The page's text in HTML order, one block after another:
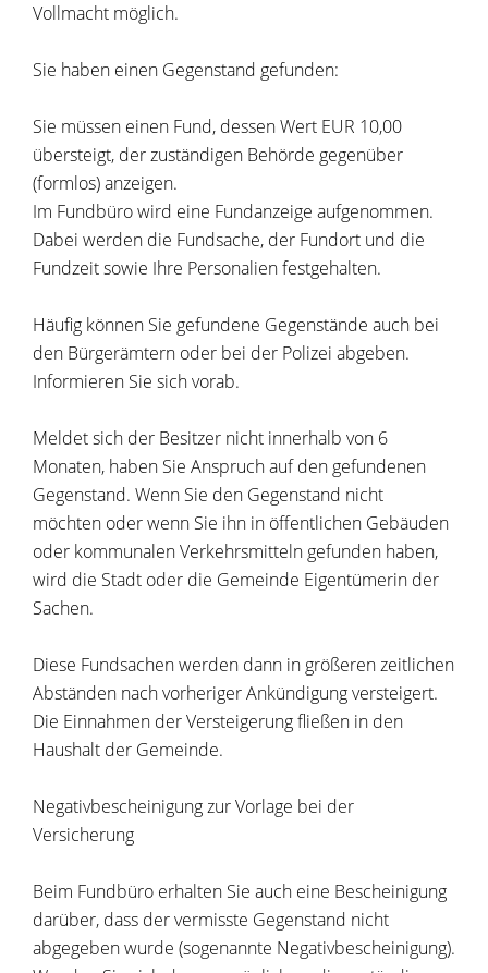
Vollmacht möglich.
Sie haben einen Gegenstand gefunden:
Sie müssen einen Fund, dessen Wert EUR 10,00
übersteigt, der zuständigen Behörde gegenüber
(formlos) anzeigen.
Im Fundbüro wird eine Fundanzeige aufgenommen.
Dabei werden die Fundsache, der Fundort und die
Fundzeit sowie Ihre Personalien festgehalten.
Häufig können Sie gefundene Gegenstände auch bei
den Bürgerämtern oder bei der Polizei abgeben.
Informieren Sie sich vorab.
Meldet sich der Besitzer nicht innerhalb von 6
Monaten, haben Sie Anspruch auf den gefundenen
Gegenstand. Wenn Sie den Gegenstand nicht
möchten oder wenn Sie ihn in öffentlichen Gebäuden
oder kommunalen Verkehrsmitteln gefunden haben,
wird die Stadt oder die Gemeinde Eigentümerin der
Sachen.
Diese Fundsachen werden dann in größeren zeitlichen
Abständen nach vorheriger Ankündigung versteigert.
Die Einnahmen der Versteigerung fließen in den
Haushalt der Gemeinde.
Negativbescheinigung zur Vorlage bei der
Versicherung
Beim Fundbüro erhalten Sie auch eine Bescheinigung
darüber, dass der vermisste Gegenstand nicht
abgegeben wurde (sogenannte Negativbescheinigung).